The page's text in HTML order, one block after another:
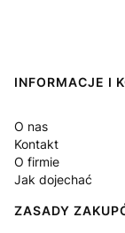
Linki w
INFORMACJE I
O nas
Kontakt
O firmie
Jak dojechać
ZASADY